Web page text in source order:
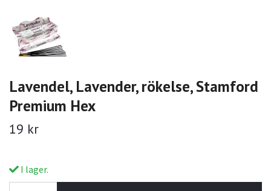
Lavendel, Lavender, rökelse, Stamford
Premium Hex
19 kr
I lager.